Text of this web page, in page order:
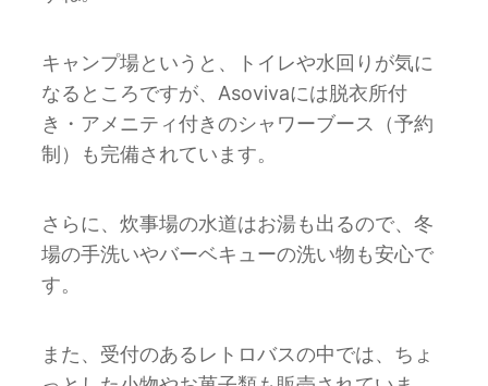
キャンプ場というと、トイレや水回りが気に
なるところですが、Asovivaには脱衣所付
き・アメニティ付きのシャワーブース（予約
制）も完備されています。
さらに、炊事場の水道はお湯も出るので、冬
場の手洗いやバーベキューの洗い物も安心で
す。
また、受付のあるレトロバスの中では、ちょ